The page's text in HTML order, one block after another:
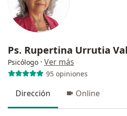
Ps. Rupertina Urrutia
Psicólogo · Ver más
95 opiniones
Dirección Online